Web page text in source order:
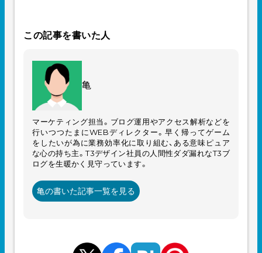
この記事を書いた人
亀
マーケティング担当。ブログ運用やアクセス解析などを
行いつつたまにWEBディレクター。早く帰ってゲーム
をしたいが為に業務効率化に取り組む、ある意味ピュア
な心の持ち主。T3デザイン社員の人間性ダダ漏れなT3ブ
ログを生暖かく見守っています。
亀の書いた記事一覧を見る